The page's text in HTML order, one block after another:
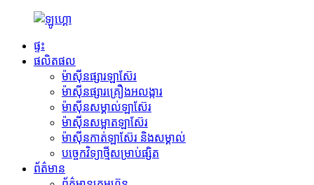
ផ្ទះ
ផលិតផល
ម៉ាស៊ីនផ្សារឡាស៊ែរ
ម៉ាស៊ីនផ្សារគ្រឿងអលង្ការ
ម៉ាស៊ីនសម្គាល់ឡាស៊ែរ
ម៉ាស៊ីនសម្អាតឡាស៊ែរ
ម៉ាស៊ីនកាត់ឡាស៊ែរ និងសម្គាល់
បច្ចេកវិទ្យាថ្មីសម្រាប់ផ្សិត
ព័ត៌មាន